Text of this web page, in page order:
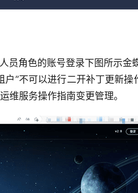
员角色的账号登录下图所示金
”不可以进行二开补丁更新操
维服务操作指南变更管理。